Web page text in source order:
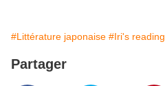
#Littérature japonaise #Iri's reading
Partager